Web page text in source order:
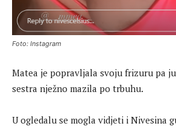
Foto: Instagram
Matea je popravljala svoju frizuru pa
sestra nježno mazila po trbuhu.
U ogledalu se mogla vidjeti i Nivesina